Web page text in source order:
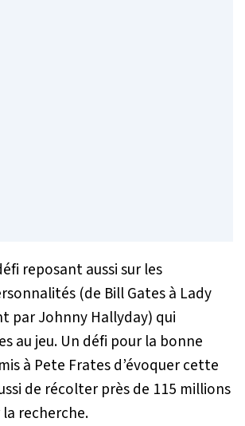
reposant aussi sur les
(de Bill Gates à Lady
par Johnny Hallyday) qui
au jeu. Un défi pour la bonne
à Pete Frates d’évoquer cette
de récolter près de 115 millions
recherche.